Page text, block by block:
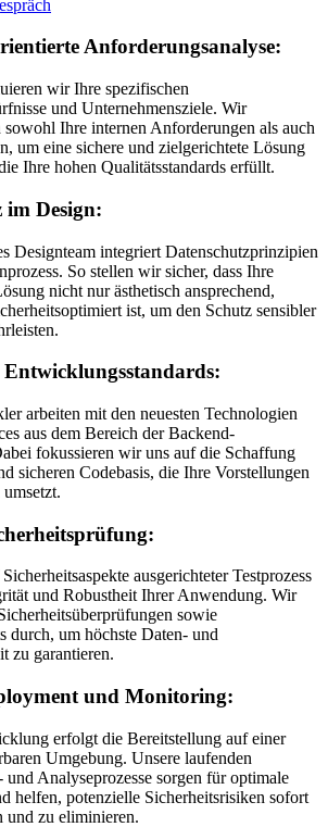
Anforderungsanalyse:
wir Ihre spezifischen
und Unternehmensziele. Wir
sowohl Ihre internen Anforderungen als auch
um eine sichere und zielgerichtete Lösung
Ihre hohen Qualitätsstandards erfüllt.
im Design:
Designteam integriert Datenschutzprinzipien
So stellen wir sicher, dass Ihre
nicht nur ästhetisch ansprechend,
ist, um den Schutz sensibler
Entwicklungsstandards:
arbeiten mit den neuesten Technologien
aus dem Bereich der Backend-
fokussieren wir uns auf die Schaffung
sicheren Codebasis, die Ihre Vorstellungen
ausgerichteter Testprozess
und Robustheit Ihrer Anwendung. Wir
sowie
durch, um höchste Daten- und
zu garantieren.
und Monitoring:
erfolgt die Bereitstellung auf einer
Umgebung. Unsere laufenden
und Analyseprozesse sorgen für optimale
helfen, potenzielle Sicherheitsrisiken sofort
und zu eliminieren.